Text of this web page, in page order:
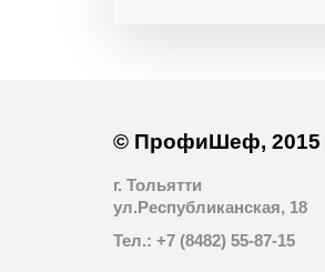
© ПрофиШеф, 2015
г. Тольятти
ул.Республиканская, 18
Тел.: +7 (8482) 55-87-15